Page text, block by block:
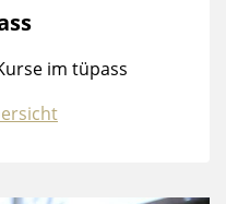
im tüpass